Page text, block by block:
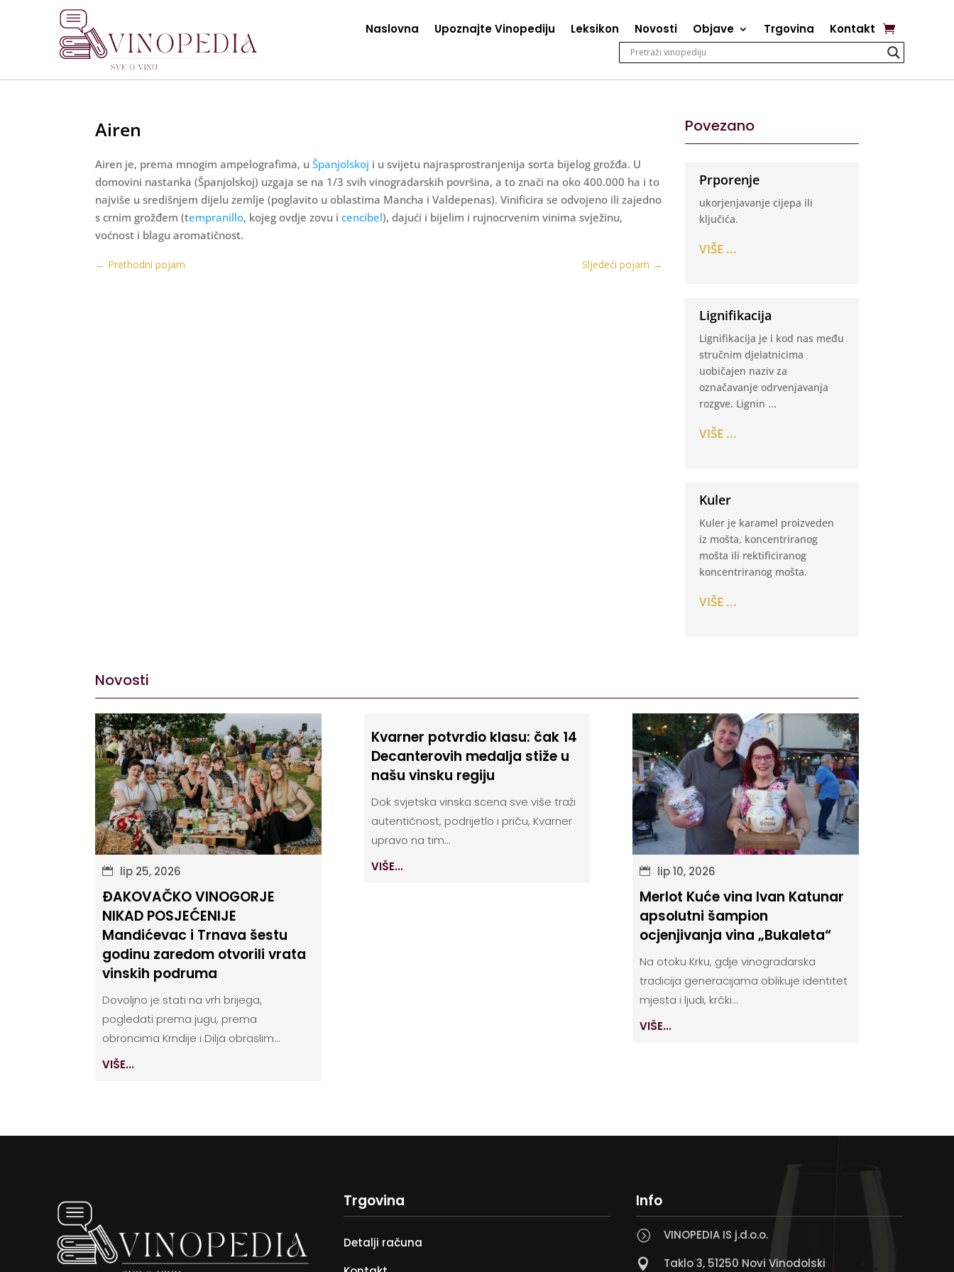
Naslovna Upoznajte Vinopediju Leksikon Novosti Objave Trgovina Kontakt
Airen
Airen je, prema mnogim ampelografima, uŠpanjolskoj i u svijetu najrasprostranjenija sorta bijelog grožđa. U
domovini nastanka (Španjolskoj) uzgaja se na 1/3 svih vinogradarskih površina, a to znači na oko 400.000 ha i to
najviše u središnjem dijelu zemlje (poglavito u oblastima Mancha i Valdepenas). Vinificira se odvojeno ili zajedno
s crnim grožđem (tempranillo, kojeg ovdje zovu icencibel), dajući i bijelim i rujnocrvenim vinima svježinu,
voćnost i blagu aromatičnost.
← Prethodni pojam Sljedeći pojam →
Povezano
Prporenje
ukorjenjavanje cijepa ili
ključića.
VIŠE ...
Lignifikacija
Lignifikacija je i kod nas među
stručnim djelatnicima
uobičajen naziv za
označavanje odrvenjavanja
rozgve. Lignin ...
VIŠE ...
Kuler
Kuler je karamel proizveden
iz mošta, koncentriranog
mošta ili rektificiranog
koncentriranog mošta.
VIŠE ...
Novosti
lip 25, 2026
ĐAKOVAČKO VINOGORJE
NIKAD POSJEĆENIJE
Mandićevac i Trnava šestu
godinu zaredom otvorili vrata
vinskih podruma
Dovoljno je stati na vrh brijega,
pogledati prema jugu, prema
obroncima Krndije i Dilja obraslim...
VIŠE...
Kvarner potvrdio klasu: čak 14
Decanterovih medalja stiže u
našu vinsku regiju
Dok svjetska vinska scena sve više traži
autentičnost, podrijetlo i priču, Kvarner
upravo na tim...
VIŠE...
lip 10, 2026
Merlot Kuće vina Ivan Katunar
apsolutni šampion
ocjenjivanja vina „Bukaleta“
Na otoku Krku, gdje vinogradarska
tradicija generacijama oblikuje identitet
mjesta i ljudi, krčki...
VIŠE...
Trgovina
Detalji računa
Info
= VINOPEDIA IS j.d.o.o.
 Taklo 3, 51250 Novi Vinodolski